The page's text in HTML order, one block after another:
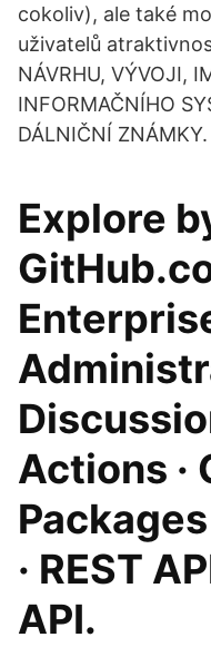
cokoliv), ale také
uživatelů
NÁVRHU, VÝVOJI,
INFORMAČNÍHO
DÁLNIČNÍ
Explore
Actions ·
· REST
API.